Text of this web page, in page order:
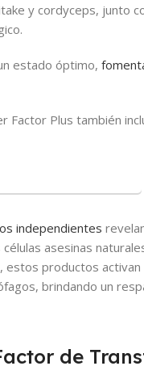
y cordyceps, junto
estado óptimo,
Factor Plus también
independientes
asesinas
estos productos
brindando un
de